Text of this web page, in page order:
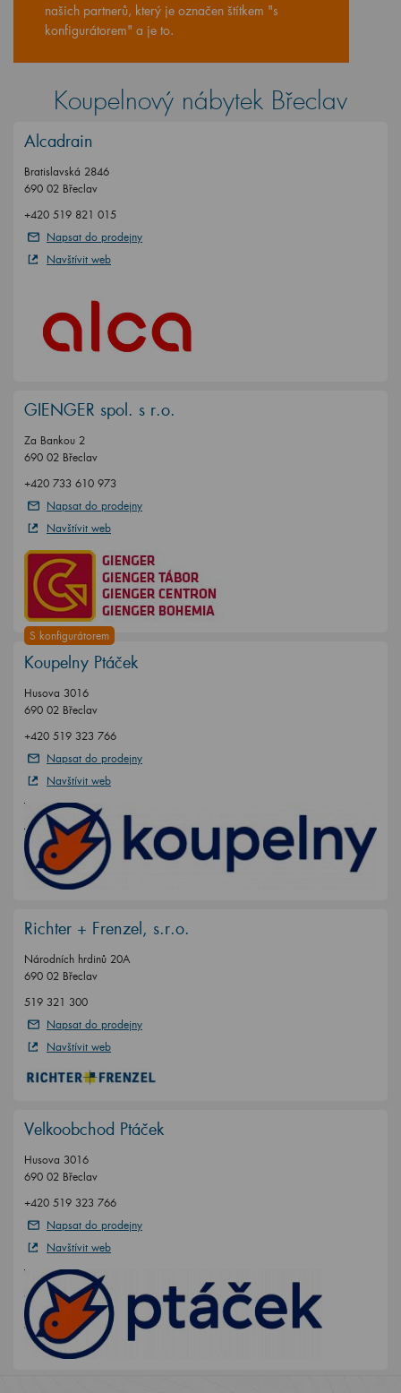
našich partnerů, který je označen štítkem "s
konfigurátorem" a je to.
Koupelnový nábytek Břeclav
Alcadrain
Bratislavská 2846
690 02 Břeclav
+420 519 821 015
Napsat do prodejny
Navštívit web
GIENGER spol. s r.o.
Za Bankou 2
690 02 Břeclav
+420 733 610 973
Napsat do prodejny
Navštívit web
S konfigurátorem
Koupelny Ptáček
Husova 3016
690 02 Břeclav
+420 519 323 766
Napsat do prodejny
Navštívit web
Richter + Frenzel, s.r.o.
Národních hrdinů 20A
690 02 Břeclav
519 321 300
Napsat do prodejny
Navštívit web
Velkoobchod Ptáček
Husova 3016
690 02 Břeclav
+420 519 323 766
Napsat do prodejny
Navštívit web